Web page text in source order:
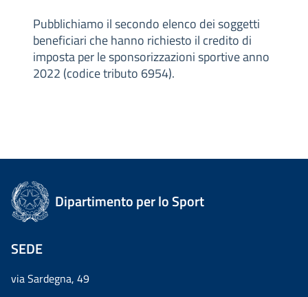
Pubblichiamo il secondo elenco dei soggetti
beneficiari che hanno richiesto il credito di
imposta per le sponsorizzazioni sportive anno
2022 (codice tributo 6954).
Dipartimento per lo Sport
SEDE
via Sardegna, 49